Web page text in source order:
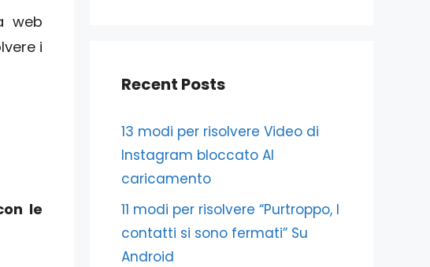
web
i
le
Recent Posts
13 modi per risolvere Video di
Instagram bloccato Al
caricamento
11 modi per risolvere “Purtroppo, I
contatti si sono fermati” Su
Android